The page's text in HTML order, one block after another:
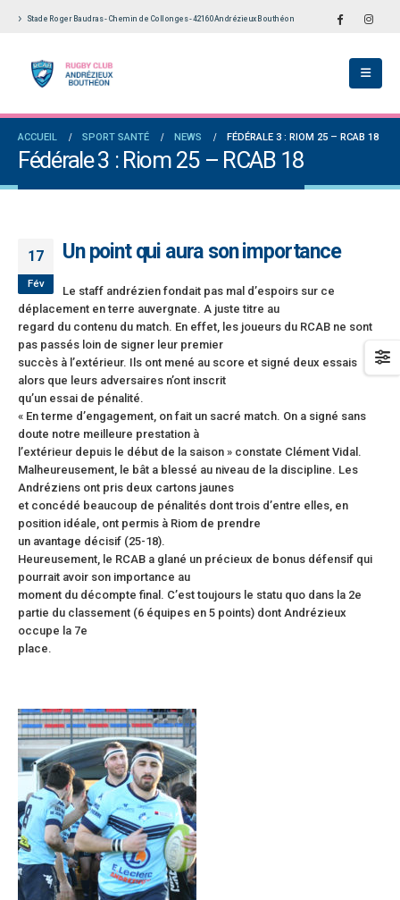
Stade Roger Baudras - Chemin de Collonges - 42160 Andrézieux Bouthéon
ACCUEIL SPORT SANTÉ NEWS FÉDÉRALE 3 : RIOM 25 – RCAB 18
Fédérale 3 : Riom 25 – RCAB 18
17
Fév
Un point qui aura son importance
Le staff andrézien fondait pas mal d’espoirs sur ce
déplacement en terre auvergnate. A juste titre au
regard du contenu du match. En effet, les joueurs du RCAB ne sont
pas passés loin de signer leur premier
succès à l’extérieur. Ils ont mené au score et signé deux essais
alors que leurs adversaires n’ont inscrit
qu’un essai de pénalité.
« En terme d’engagement, on fait un sacré match. On a signé sans
doute notre meilleure prestation à
l’extérieur depuis le début de la saison » constate Clément Vidal.
Malheureusement, le bât a blessé au niveau de la discipline. Les
Andréziens ont pris deux cartons jaunes
et concédé beaucoup de pénalités dont trois d’entre elles, en
position idéale, ont permis à Riom de prendre
un avantage décisif (25-18).
Heureusement, le RCAB a glané un précieux de bonus défensif qui
pourrait avoir son importance au
moment du décompte final. C’est toujours le statu quo dans la 2e
partie du classement (6 équipes en 5 points) dont Andrézieux
occupe la 7e
place.
Aura: les +35 des « 5glés » vice-
des seniors garçons par Philippe Buffevant
Le Progrès
Les adversaires en Fédérale 2 et
vieilles connaissances et un nouveau
6 juillet 2026